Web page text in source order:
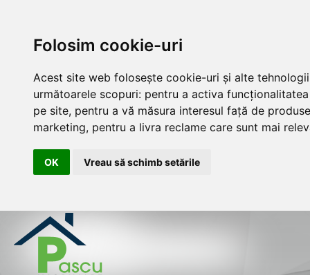
Folosim cookie-uri
Acest site web folosește cookie-uri și alte
următoarele scopuri: pentru a activa
pe site, pentru a vă măsura interesul față de
marketing, pentru a livra reclame care sunt mai
OK Vreau să schimb setările